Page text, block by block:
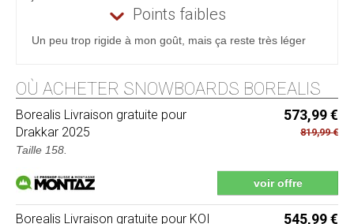
Points faibles
Un peu trop rigide à mon goût, mais ça reste très léger
OÙ ACHETER SNOWBOARDS BOREALIS
Borealis Livraison gratuite pour
Drakkar 2025
573,99 €
819,99 €
Taille 158.
voir offre
Borealis Livraison gratuite pour KOI
545,99 €